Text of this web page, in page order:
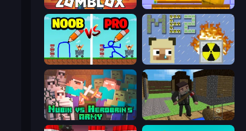
Zomblox Monster School 3
DOP Noob: Draw to Save MineEnergy2
Nubik vs Herobrin's Army Block Pixel Gun Apocalypse 3